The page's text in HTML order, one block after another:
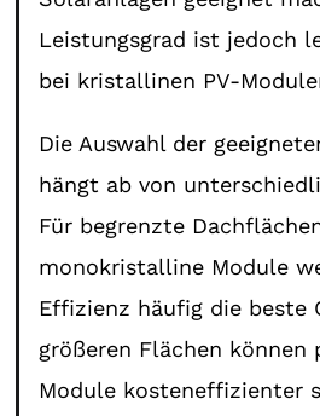
Leistungsgrad ist jedoch
bei kristallinen PV-
Die Auswahl der
hängt ab von
Für begrenzte
monokristalline Module
Effizienz häufig die beste
größeren Flächen
Module kosteneffizienter